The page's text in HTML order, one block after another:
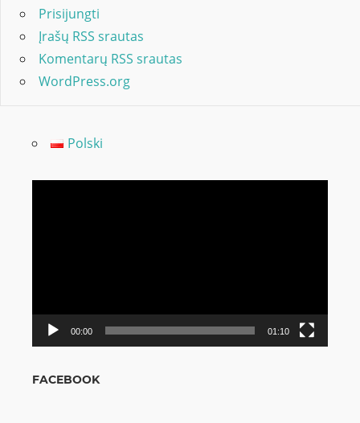
Prisijungti
Įrašų RSS srautas
Komentarų RSS srautas
WordPress.org
Polski
00:00 01:10
FACEBOOK